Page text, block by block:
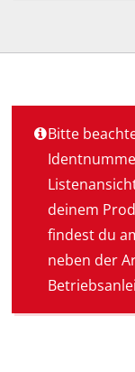
Bitte
deinem
findest du
neben der